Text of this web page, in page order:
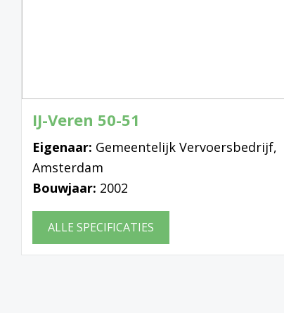
IJ-Veren 50-51
Eigenaar: Gemeentelijk Vervoersbedrijf,
Amsterdam
Bouwjaar: 2002
ALLE SPECIFICATIES